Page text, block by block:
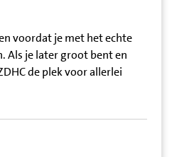
voordat je met het echte
Als je later groot bent en
de plek voor allerlei